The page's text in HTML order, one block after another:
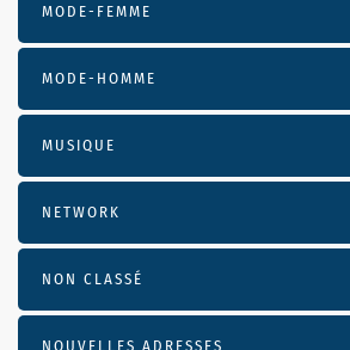
MODE-FEMME
MODE-HOMME
MUSIQUE
NETWORK
NON CLASSÉ
NOUVELLES ADRESSES